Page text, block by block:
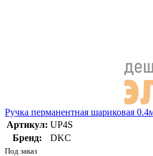
Ручка перманентная шариковая
Артикул: UP4S
Бренд:
DKC
Под заказ